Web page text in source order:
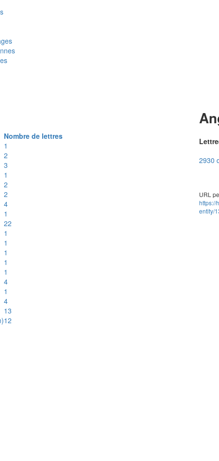
Nombre de lettres
1
2
3
1
2
2
4
1
22
1
1
1
1
1
4
1
4
13
12
2930
URL
https://
entity/